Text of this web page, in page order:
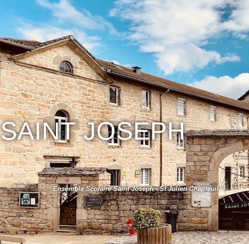
SAINT JOSEPH
Ensemble Scolaire Saint Joseph - St Julien Chapteuil